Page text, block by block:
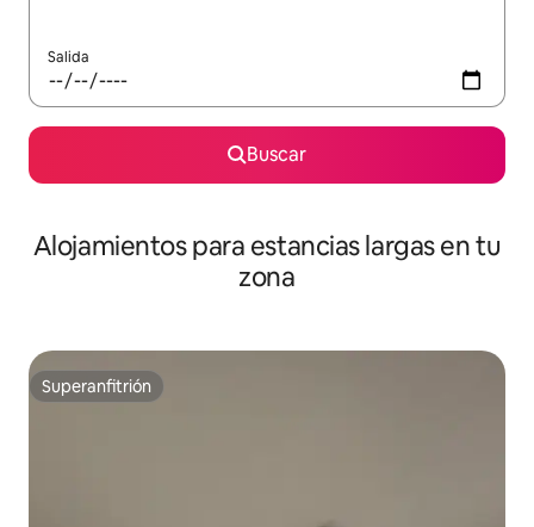
Salida
Buscar
Alojamientos para estancias largas en tu
zona
Superanfitrión
Superanfitrión